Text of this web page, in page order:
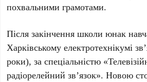
похвальними грамотами.
Після закінчення школи юнак
Харківському електротехнікумі
роки), за спеціальністю
радіорелейний зв’язок». Новою